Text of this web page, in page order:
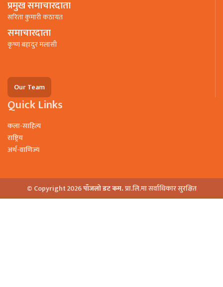
प्रमुख समाचारदाता
सरिता कुमारी कठायत
समाचारदाता
कृष्ण बहादुर मलासी
Our Team
Quick Links
कला-साहित्य
राष्ट्रिय
अर्थ-वाणिज्य
© Copyright 2026पाँजलो डट कम.प्रा.लि.मा सर्वाधिकार सुरक्षित